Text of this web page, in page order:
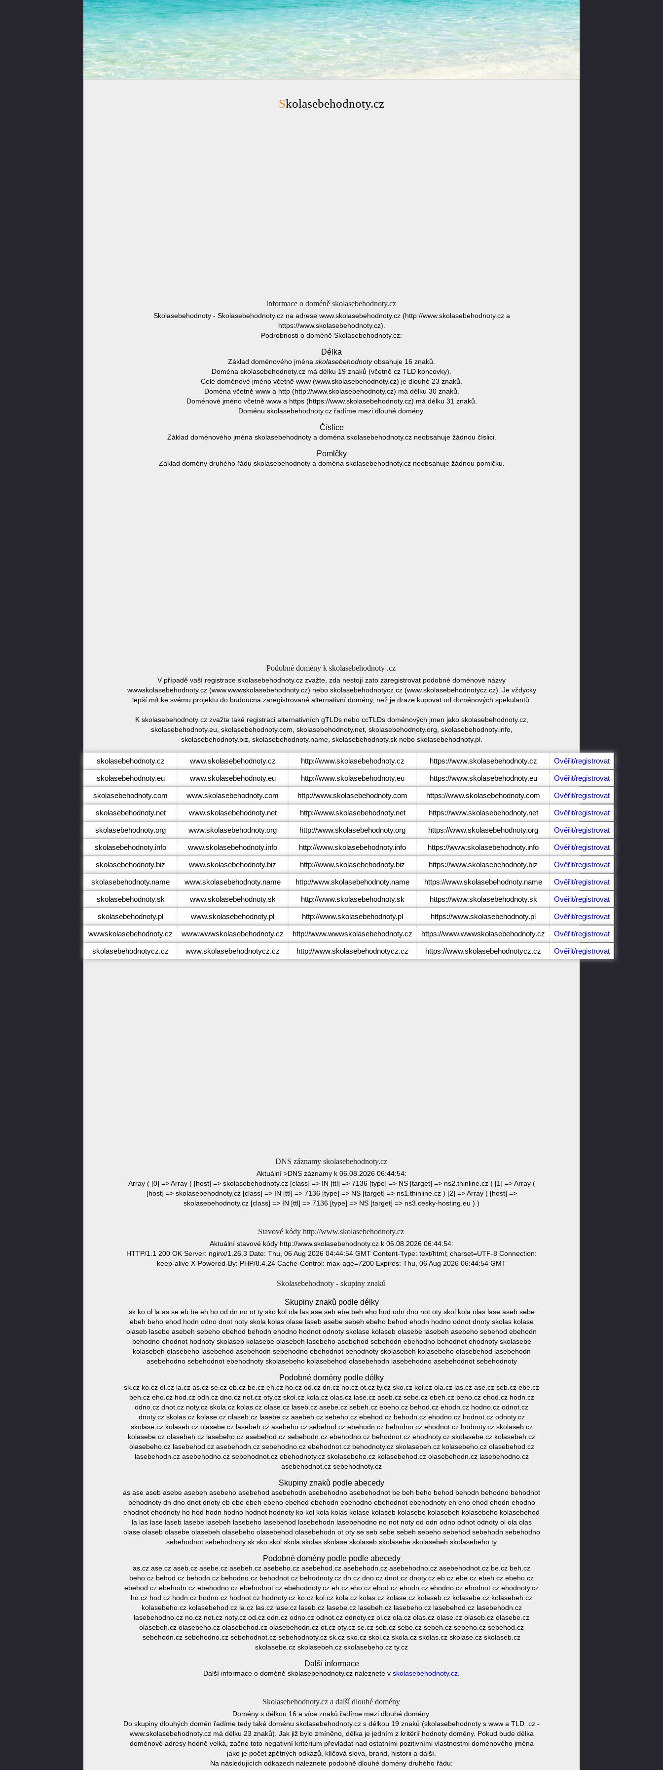
Skolasebehodnoty.cz
Informace o doméně skolasebehodnoty.cz
Skolasebehodnoty - Skolasebehodnoty.cz na adrese www.skolasebehodnoty.cz (http://www.skolasebehodnoty.cz a
https://www.skolasebehodnoty.cz).
Podrobnosti o doméně Skolasebehodnoty.cz:
Délka
Základ doménového jména skolasebehodnotyobsahuje 16 znaků.
Doména skolasebehodnoty.cz má délku 19 znaků (včetně cz TLD koncovky).
Celé doménové jméno včetně www (www.skolasebehodnoty.cz) je dlouhé 23 znaků.
Doména včetně www a http (http://www.skolasebehodnoty.cz) má délku 30 znaků.
Doménové jméno včetně www a https (https://www.skolasebehodnoty.cz) má délku 31 znaků.
Doménu skolasebehodnoty.cz řadíme mezi dlouhé domény.
Číslice
Základ doménového jména skolasebehodnoty a doména skolasebehodnoty.cz neobsahuje žádnou číslici.
Pomlčky
Základ domény druhého řádu skolasebehodnoty a doména skolasebehodnoty.cz neobsahuje žádnou pomlčku.
Podobné domény k skolasebehodnoty .cz
V případě vaší registrace skolasebehodnoty.cz zvažte, zda nestojí zato zaregistrovat podobné doménové názvy
wwwskolasebehodnoty.cz (www.wwwskolasebehodnoty.cz) nebo skolasebehodnotycz.cz (www.skolasebehodnotycz.cz). Je vždycky
lepší mít ke svému projektu do budoucna zaregistrované alternativní domény, než je draze kupovat od doménových spekulantů.
K skolasebehodnoty cz zvažte také registraci alternativních gTLDs nebo ccTLDs doménových jmen jako skolasebehodnoty.cz,
skolasebehodnoty.eu, skolasebehodnoty.com, skolasebehodnoty.net, skolasebehodnoty.org, skolasebehodnoty.info,
skolasebehodnoty.biz, skolasebehodnoty.name, skolasebehodnoty.sk nebo skolasebehodnoty.pl.
skolasebehodnoty.cz www.skolasebehodnoty.cz http://www.skolasebehodnoty.cz https://www.skolasebehodnoty.cz Ověřit/registrovat
skolasebehodnoty.eu www.skolasebehodnoty.eu http://www.skolasebehodnoty.eu https://www.skolasebehodnoty.eu Ověřit/registrovat
skolasebehodnoty.com www.skolasebehodnoty.com http://www.skolasebehodnoty.com https://www.skolasebehodnoty.com Ověřit/registrovat
skolasebehodnoty.net www.skolasebehodnoty.net http://www.skolasebehodnoty.net https://www.skolasebehodnoty.net Ověřit/registrovat
skolasebehodnoty.org www.skolasebehodnoty.org http://www.skolasebehodnoty.org https://www.skolasebehodnoty.org Ověřit/registrovat
skolasebehodnoty.info www.skolasebehodnoty.info http://www.skolasebehodnoty.info https://www.skolasebehodnoty.info Ověřit/registrovat
skolasebehodnoty.biz www.skolasebehodnoty.biz http://www.skolasebehodnoty.biz https://www.skolasebehodnoty.biz Ověřit/registrovat
skolasebehodnoty.name www.skolasebehodnoty.name http://www.skolasebehodnoty.name https://www.skolasebehodnoty.name Ověřit/registrovat
skolasebehodnoty.sk www.skolasebehodnoty.sk http://www.skolasebehodnoty.sk https://www.skolasebehodnoty.sk Ověřit/registrovat
skolasebehodnoty.pl www.skolasebehodnoty.pl http://www.skolasebehodnoty.pl https://www.skolasebehodnoty.pl Ověřit/registrovat
wwwskolasebehodnoty.cz www.wwwskolasebehodnoty.cz http://www.wwwskolasebehodnoty.cz https://www.wwwskolasebehodnoty.cz Ověřit/registrovat
skolasebehodnotycz.cz www.skolasebehodnotycz.cz http://www.skolasebehodnotycz.cz https://www.skolasebehodnotycz.cz Ověřit/registrovat
DNS záznamy skolasebehodnoty.cz
Aktuální >DNS záznamy k 06.08.2026 06:44:54:
Array ( [0] => Array ( [host] => skolasebehodnoty.cz [class] => IN [ttl] => 7136 [type] => NS [target] => ns2.thinline.cz ) [1] => Array (
[host] => skolasebehodnoty.cz [class] => IN [ttl] => 7136 [type] => NS [target] => ns1.thinline.cz ) [2] => Array ( [host] =>
skolasebehodnoty.cz [class] => IN [ttl] => 7136 [type] => NS [target] => ns3.cesky-hosting.eu ) )
Stavové kódy http://www.skolasebehodnoty.cz
Aktuální stavové kódy http://www.skolasebehodnoty.cz k 06.08.2026 06:44:54:
HTTP/1.1 200 OK Server: nginx/1.26.3 Date: Thu, 06 Aug 2026 04:44:54 GMT Content-Type: text/html; charset=UTF-8 Connection:
keep-alive X-Powered-By: PHP/8.4.24 Cache-Control: max-age=7200 Expires: Thu, 06 Aug 2026 06:44:54 GMT
Skolasebehodnoty - skupiny znaků
Skupiny znaků podle délky
sk ko ol la as se eb be eh ho od dn no ot ty sko kol ola las ase seb ebe beh eho hod odn dno not oty skol kola olas lase aseb sebe
ebeh beho ehod hodn odno dnot noty skola kolas olase laseb asebe sebeh ebeho behod ehodn hodno odnot dnoty skolas kolase
olaseb lasebe asebeh sebeho ebehod behodn ehodno hodnot odnoty skolase kolaseb olasebe lasebeh asebeho sebehod ebehodn
behodno ehodnot hodnoty skolaseb kolasebe olasebeh lasebeho asebehod sebehodn ebehodno behodnot ehodnoty skolasebe
kolasebeh olasebeho lasebehod asebehodn sebehodno ebehodnot behodnoty skolasebeh kolasebeho olasebehod lasebehodn
asebehodno sebehodnot ebehodnoty skolasebeho kolasebehod olasebehodn lasebehodno asebehodnot sebehodnoty
Podobné domény podle délky
sk.cz ko.cz ol.cz la.cz as.cz se.cz eb.cz be.cz eh.cz ho.cz od.cz dn.cz no.cz ot.cz ty.cz sko.cz kol.cz ola.cz las.cz ase.cz seb.cz ebe.cz
beh.cz eho.cz hod.cz odn.cz dno.cz not.cz oty.cz skol.cz kola.cz olas.cz lase.cz aseb.cz sebe.cz ebeh.cz beho.cz ehod.cz hodn.cz
odno.cz dnot.cz noty.cz skola.cz kolas.cz olase.cz laseb.cz asebe.cz sebeh.cz ebeho.cz behod.cz ehodn.cz hodno.cz odnot.cz
dnoty.cz skolas.cz kolase.cz olaseb.cz lasebe.cz asebeh.cz sebeho.cz ebehod.cz behodn.cz ehodno.cz hodnot.cz odnoty.cz
skolase.cz kolaseb.cz olasebe.cz lasebeh.cz asebeho.cz sebehod.cz ebehodn.cz behodno.cz ehodnot.cz hodnoty.cz skolaseb.cz
kolasebe.cz olasebeh.cz lasebeho.cz asebehod.cz sebehodn.cz ebehodno.cz behodnot.cz ehodnoty.cz skolasebe.cz kolasebeh.cz
olasebeho.cz lasebehod.cz asebehodn.cz sebehodno.cz ebehodnot.cz behodnoty.cz skolasebeh.cz kolasebeho.cz olasebehod.cz
lasebehodn.cz asebehodno.cz sebehodnot.cz ebehodnoty.cz skolasebeho.cz kolasebehod.cz olasebehodn.cz lasebehodno.cz
asebehodnot.cz sebehodnoty.cz
Skupiny znaků podle abecedy
as ase aseb asebe asebeh asebeho asebehod asebehodn asebehodno asebehodnot be beh beho behod behodn behodno behodnot
behodnoty dn dno dnot dnoty eb ebe ebeh ebeho ebehod ebehodn ebehodno ebehodnot ebehodnoty eh eho ehod ehodn ehodno
ehodnot ehodnoty ho hod hodn hodno hodnot hodnoty ko kol kola kolas kolase kolaseb kolasebe kolasebeh kolasebeho kolasebehod
la las lase laseb lasebe lasebeh lasebeho lasebehod lasebehodn lasebehodno no not noty od odn odno odnot odnoty ol ola olas
olase olaseb olasebe olasebeh olasebeho olasebehod olasebehodn ot oty se seb sebe sebeh sebeho sebehod sebehodn sebehodno
sebehodnot sebehodnoty sk sko skol skola skolas skolase skolaseb skolasebe skolasebeh skolasebeho ty
Podobné domény podle podle abecedy
as.cz ase.cz aseb.cz asebe.cz asebeh.cz asebeho.cz asebehod.cz asebehodn.cz asebehodno.cz asebehodnot.cz be.cz beh.cz
beho.cz behod.cz behodn.cz behodno.cz behodnot.cz behodnoty.cz dn.cz dno.cz dnot.cz dnoty.cz eb.cz ebe.cz ebeh.cz ebeho.cz
ebehod.cz ebehodn.cz ebehodno.cz ebehodnot.cz ebehodnoty.cz eh.cz eho.cz ehod.cz ehodn.cz ehodno.cz ehodnot.cz ehodnoty.cz
ho.cz hod.cz hodn.cz hodno.cz hodnot.cz hodnoty.cz ko.cz kol.cz kola.cz kolas.cz kolase.cz kolaseb.cz kolasebe.cz kolasebeh.cz
kolasebeho.cz kolasebehod.cz la.cz las.cz lase.cz laseb.cz lasebe.cz lasebeh.cz lasebeho.cz lasebehod.cz lasebehodn.cz
lasebehodno.cz no.cz not.cz noty.cz od.cz odn.cz odno.cz odnot.cz odnoty.cz ol.cz ola.cz olas.cz olase.cz olaseb.cz olasebe.cz
olasebeh.cz olasebeho.cz olasebehod.cz olasebehodn.cz ot.cz oty.cz se.cz seb.cz sebe.cz sebeh.cz sebeho.cz sebehod.cz
sebehodn.cz sebehodno.cz sebehodnot.cz sebehodnoty.cz sk.cz sko.cz skol.cz skola.cz skolas.cz skolase.cz skolaseb.cz
skolasebe.cz skolasebeh.cz skolasebeho.cz ty.cz
Další informace
Další informace o doméně skolasebehodnoty.cz naleznete v skolasebehodnoty.cz
Skolasebehodnoty.cz a další dlouhé domény
Domény s délkou 16 a více znaků řadíme mezi dlouhé domény.
Do skupiny dlouhých domén řadíme tedy také doménu skolasebehodnoty.cz s délkou 19 znaků (skolasebehodnoty s www a TLD .cz -
www.skolasebehodnoty.cz má délku 23 znaků). Jak již bylo zmíněno, délka je jedním z kritérií hodnoty domény. Pokud bude délka
doménové adresy hodně velká, začne toto negativní kritérium převládat nad ostatními pozitivními vlastnostmi doménového jména
jako je počet zpětných odkazů, klíčová slova, brand, historii a další.
Na následujících odkazech naleznete podobně dlouhé domény druhého řádu: